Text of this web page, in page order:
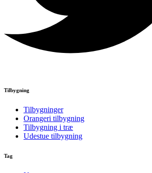
Tilbygning
Tilbygninger
Orangeri tilbygning
Tilbygning i træ
Udestue tilbygning
Tag